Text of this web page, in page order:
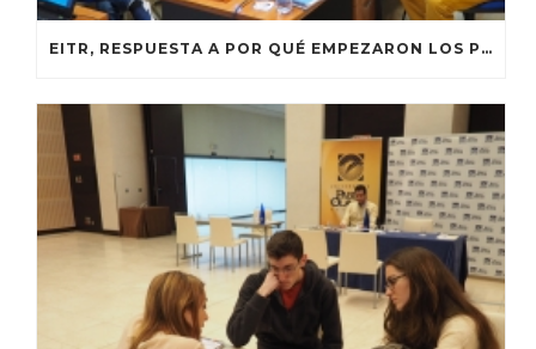
EITR, RESPUESTA A POR QUÉ EMPEZARON LOS PROGRAMAS DE PRACTICAS INTERNACIONALES